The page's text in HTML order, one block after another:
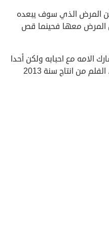
المرض الذي سوف يبعده
المرض معها فحينما قص
الامه مع احبابه ولكن أحدا
لم يستطع ان يسد النقص والالم الذي يشعر به ... الفلم من انتاج سنة 2013